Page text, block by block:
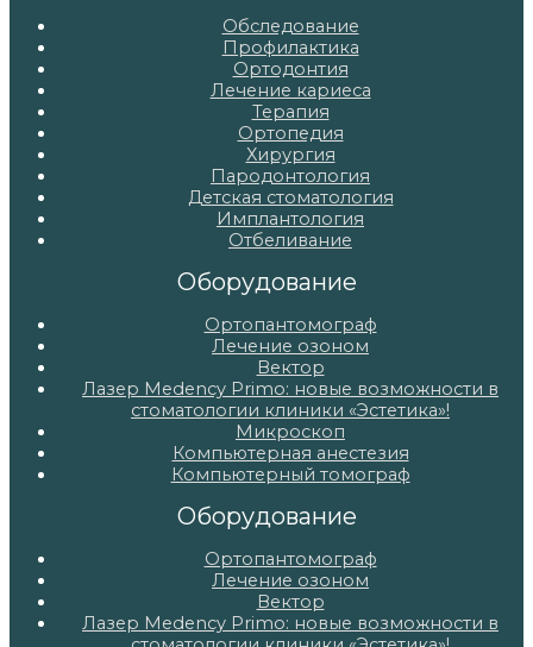
Обследование
Профилактика
Ортодонтия
Лечение кариеса
Терапия
Ортопедия
Хирургия
Пародонтология
Детская стоматология
Имплантология
Отбеливание
Оборудование
Ортопантомограф
Лечение озоном
Вектор
Лазер Medency Primo: новые возможности в
стоматологии клиники «Эстетика»!
Микроскоп
Компьютерная анестезия
Компьютерный томограф
Оборудование
Ортопантомограф
Лечение озоном
Вектор
Лазер Medency Primo: новые возможности в